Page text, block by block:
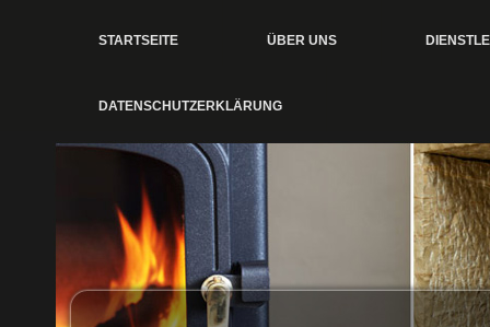
STARTSEITE ÜBER UNS
DATENSCHUTZERKLÄRUNG